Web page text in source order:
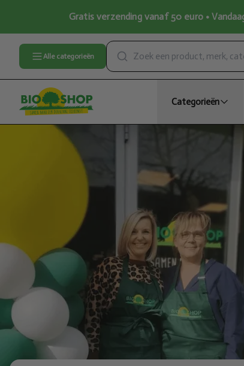
Gratis verzending vanaf 50 euro •
Alle categorieën
Categorieën